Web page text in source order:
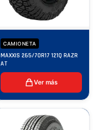
CAMIONETA
MAXXIS 265/70R17 121Q RAZR
AT
Ver más